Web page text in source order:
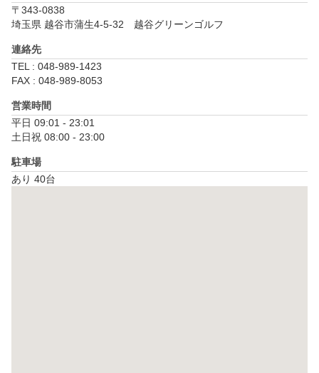
〒343-0838
埼玉県 越谷市蒲生4-5-32　越谷グリーンゴルフ
連絡先
TEL : 048-989-1423
FAX : 048-989-8053
営業時間
平日 09:01 - 23:01
土日祝 08:00 - 23:00
駐車場
あり 40台